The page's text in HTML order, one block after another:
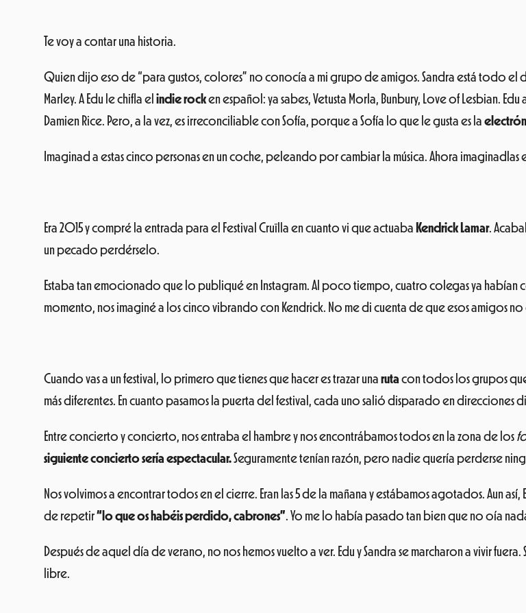
Te voy a contar una historia.
Quien dijo eso de “para gustos, colores” no conocía a mi grupo de amigos. Sandra está todo el
Marley. A Edu le chifla el indie rocken español: ya sabes, Vetusta Morla, Bunbury, Love of Lesbian.
Damien Rice. Pero, a la vez, es irreconciliable con Sofía, porque a Sofía lo que le gusta es la
Imaginad a estas cinco personas en un coche, peleando por cambiar la música. Ahora imaginadlas
Era 2015 y compré la entrada para el Festival Cruïlla en cuanto vi que actuaba Kendrick Lamar.
un pecado perdérselo.
Estaba tan emocionado que lo publiqué en Instagram. Al poco tiempo, cuatro colegas ya habían
momento, nos imaginé a los cinco vibrando con Kendrick. No me di cuenta de que esos amigos
Cuando vas a un festival, lo primero que tienes que hacer es trazar una ruta con todos los grupos
más diferentes. En cuanto pasamos la puerta del festival, cada uno salió disparado en direcciones
Entre concierto y concierto, nos entraba el hambre y nos encontrábamos todos en la zona de los
siguiente concierto sería espectacular.Seguramente tenían razón, pero nadie quería perderse
Nos volvimos a encontrar todos en el cierre. Eran las 5 de la mañana y estábamos agotados. Aun
de repetir“lo que os habéis perdido, cabrones”. Yo me lo había pasado tan bien que no oía
Después de aquel día de verano, no nos hemos vuelto a ver. Edu y Sandra se marcharon a vivir
libre.